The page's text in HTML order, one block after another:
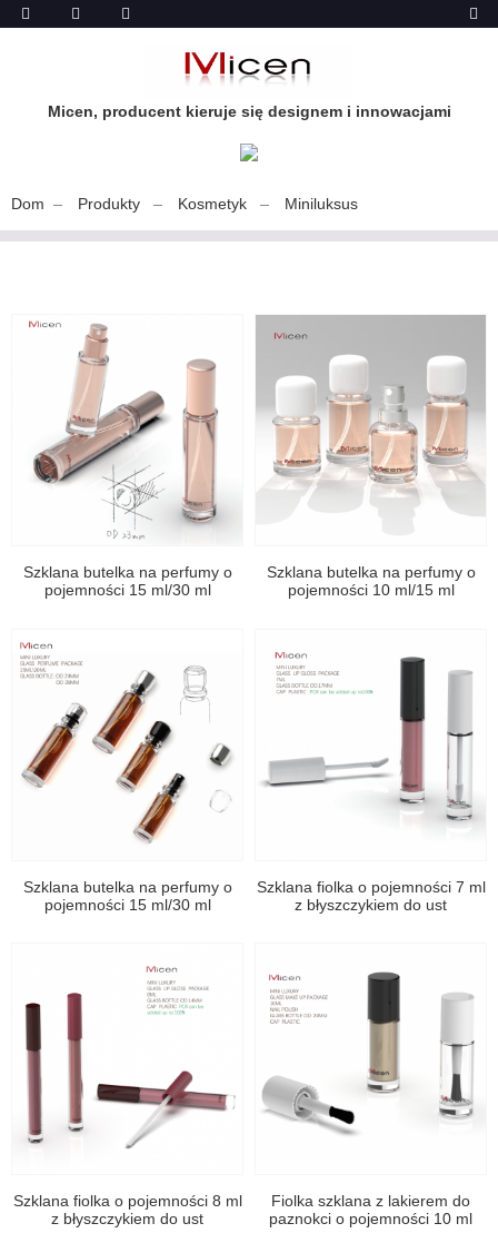
Micen, producent kieruje się designem i innowacjami
Dom Produkty Kosmetyk Miniluksus
Szklana butelka na perfumy o
pojemności 15 ml/30 ml
Szklana butelka na perfumy o
pojemności 10 ml/15 ml
Szklana butelka na perfumy o
pojemności 15 ml/30 ml
Szklana fiolka o pojemności 7 ml
z błyszczykiem do ust
Szklana fiolka o pojemności 8 ml
z błyszczykiem do ust
Fiolka szklana z lakierem do
paznokci o pojemności 10 ml